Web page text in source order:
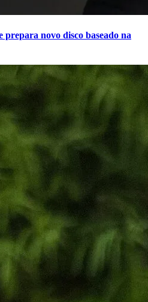
prepara novo disco baseado na